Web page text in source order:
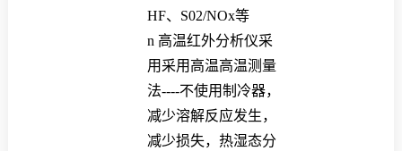
HF、S02/NOx等
n 高温红外分析仪采
用采用高温高温测量
法----不使用制冷器，
减少溶解反应发生，
减少损失，热湿态分